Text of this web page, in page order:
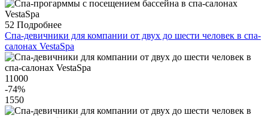
52 Подробнее
Спа-девичники для компании от двух до шести человек в спа-
салонах VestaSpa
11000
-74%
1550